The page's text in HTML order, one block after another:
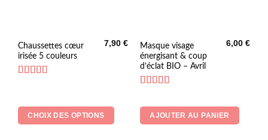
Chaussettes cœur
irisée 5 couleurs
7,90€
CHOIX DES OPTIONS
Ce
produit
Les
options
Masque visage
énergisant & coup
d’éclat BIO – Avril
6,00€
AJOUTER AU PANIER